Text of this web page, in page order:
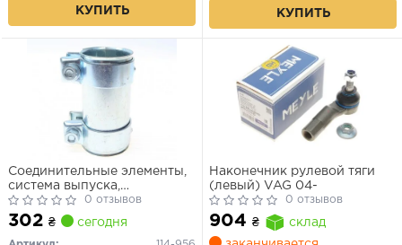
КУПИТЬ КУПИТЬ
Соединительные элементы,
система выпуска,
Соединительные элементы,
система выпуска
0 отзывов
302 ₴ сегодня
Наконечник рулевой тяги
(левый) VAG 04-
0 отзывов
904 ₴
склад